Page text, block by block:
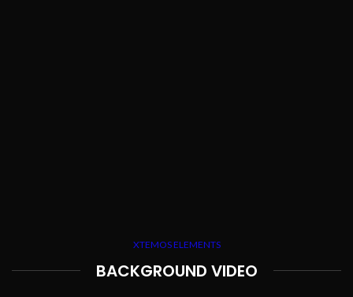
XTEMOS ELEMENTS
BACKGROUND VIDEO